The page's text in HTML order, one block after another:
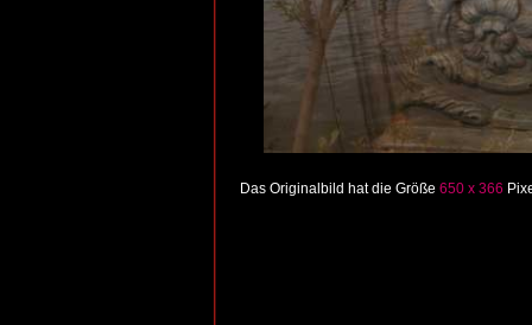
Das Originalbild hat die Größe 650 x 366